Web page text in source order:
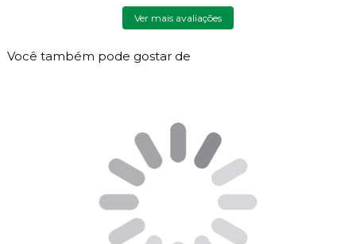
Ver mais avaliações
Você também pode gostar de